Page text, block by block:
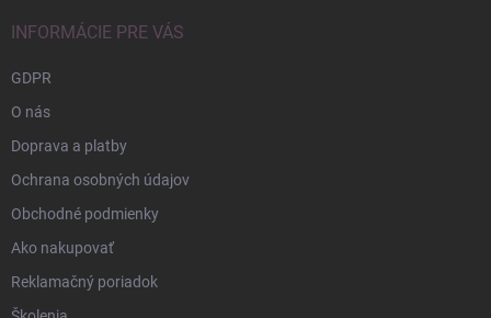
INFORMÁCIE PRE VÁS
GDPR
O nás
Doprava a platby
Ochrana osobných údajov
Obchodné podmienky
Ako nakupovať
Reklamačný poriadok